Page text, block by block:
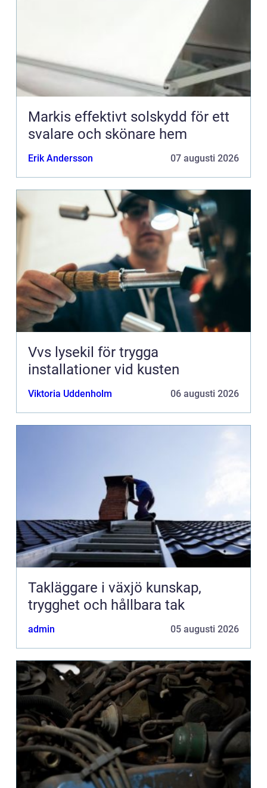
Markis effektivt solskydd för ett
svalare och skönare hem
Erik Andersson 07 augusti 2026
Vvs lysekil för trygga
installationer vid kusten
Viktoria Uddenholm 06 augusti 2026
Takläggare i växjö kunskap,
trygghet och hållbara tak
admin 05 augusti 2026